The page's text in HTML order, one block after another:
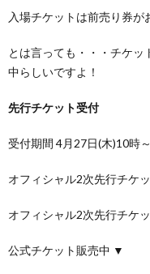
入場チケットは前売り券が
とは言っても・・・チケッ
中らしいですよ！
先行チケット受付
受付期間 4月27日(木)10時
オフィシャル2次先行チケ
オフィシャル2次先行チケ
公式チケット販売中 ▼